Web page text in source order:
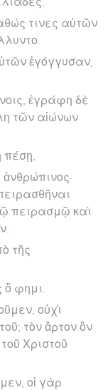
τινες αὐτῶν
ἐγόγγυσαν,
ἐγράφη δὲ
τῶν αἰώνων
πειρασμῷ καὶ
τῆς
ὅ φημι.
οὐχὶ
τὸν ἄρτον ὃν
Χριστοῦ
οἱ γὰρ